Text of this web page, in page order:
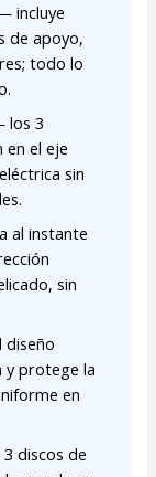
incluye
de apoyo,
todo lo
los 3
en el eje
sin
al instante
sin
y protege la
en
discos de